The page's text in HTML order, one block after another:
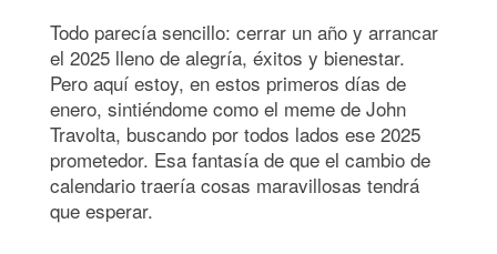
Todo parecía sencillo: cerrar un año y arrancar
el 2025 lleno de alegría, éxitos y bienestar.
Pero aquí estoy, en estos primeros días de
enero, sintiéndome como el meme de John
Travolta, buscando por todos lados ese 2025
prometedor. Esa fantasía de que el cambio de
calendario traería cosas maravillosas tendrá
que esperar.